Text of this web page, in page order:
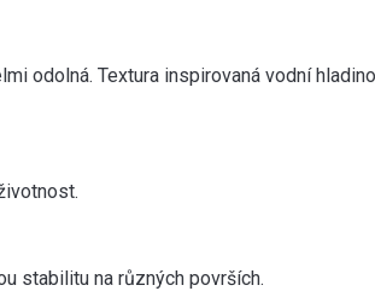
odolná. Textura inspirovaná vodní
stabilitu na různých površích.